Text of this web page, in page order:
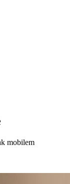
mobilem